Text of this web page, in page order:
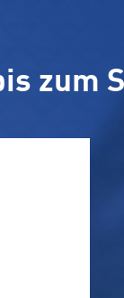
zum